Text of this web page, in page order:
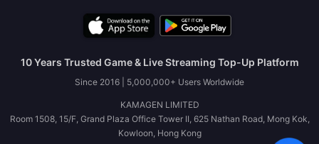
10 Years Trusted Game & Live Streaming Top-Up Platform
Since 2016 | 5,000,000+ Users Worldwide
KAMAGEN LIMITED
Room 1508, 15/F, Grand Plaza Office Tower II, 625 Nathan Road, Mong Kok,
Kowloon, Hong Kong